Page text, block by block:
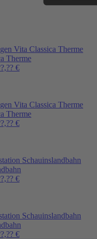
Vita Classica Therme
Therme
€
Vita Classica Therme
Therme
€
Schauinslandbahn
€
Schauinslandbahn
€